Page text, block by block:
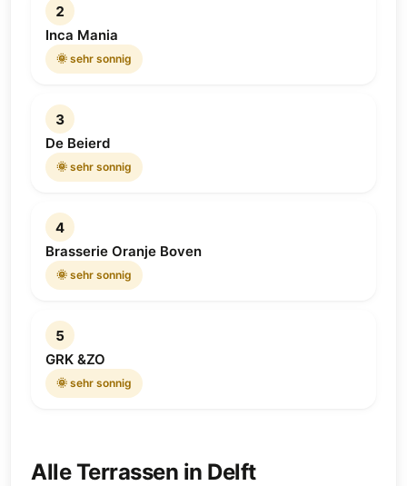
2
Inca Mania
🌞 sehr sonnig
3
De Beierd
🌞 sehr sonnig
4
Brasserie Oranje Boven
🌞 sehr sonnig
5
GRK &ZO
🌞 sehr sonnig
Alle Terrassen in Delft